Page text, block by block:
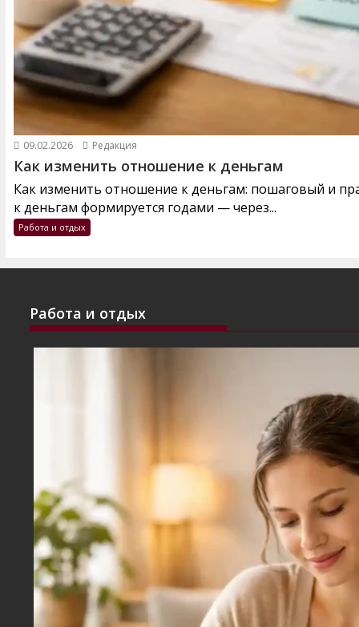
09.02.2026 Редакция
Как изменить отношение к деньгам
Как изменить отношение к деньгам: пошаговый и
к деньгам формируется годами — через...
Работа и отдых
Работа и отдых